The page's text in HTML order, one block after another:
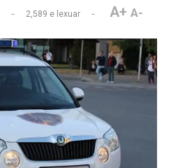
2,589 e lexuar A+ A-